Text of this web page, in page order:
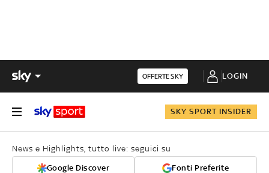
OFFERTE SKY LOGIN
SKY SPORT INSIDER
News e Highlights, tutto live: seguici su
Google Discover Fonti Preferite